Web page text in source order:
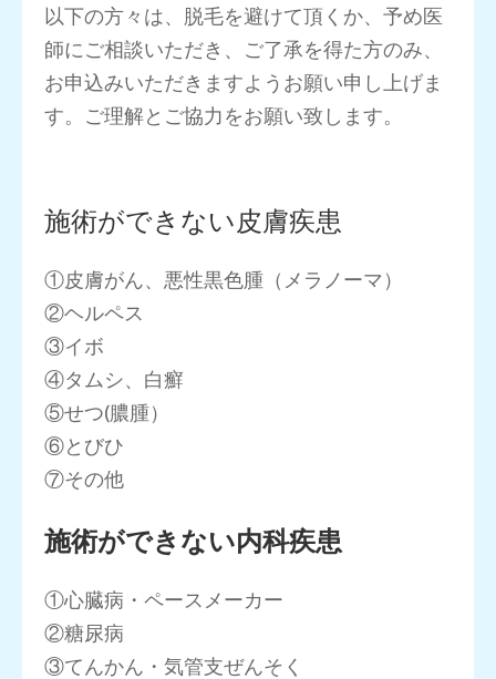
以下の方々は、脱毛を避けて頂くか、予め医
師にご相談いただき、ご了承を得た方のみ、
お申込みいただきますようお願い申し上げま
す。ご理解とご協力をお願い致します。
施術ができない皮膚疾患
①皮膚がん、悪性黒色腫（メラノーマ）
②ヘルペス
③イボ
④タムシ、白癬
⑤せつ(膿腫）
⑥とびひ
⑦その他
施術ができない内科疾患
①心臓病・ペースメーカー
②糖尿病
③てんかん・気管支ぜんそく